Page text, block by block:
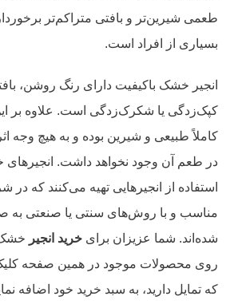
طعمی شیرین‌تر و بافتی متراکم‌تر
بسیاری از افراد است.
انجیر خشک باکیفیت دارای رنگ روشن،
کپک‌زدگی یا شکرک‌زدگی است. علاوه بر
کاملاً طبیعی و شیرین بوده و به هیچ وجه
در طعم آن وجود نخواهد داشت. انجیرهای
استفاده از انجیرهایی تهیه می‌کنند که در
مناسب و با روش‌های سنتی یا صنعتی
شده‌اند. شما عزیزان برای خرید انجیر خشک
روی محصولات موجود در همین صفحه کلیک
که تمایل دارید، به سبد خرید خود اضافه